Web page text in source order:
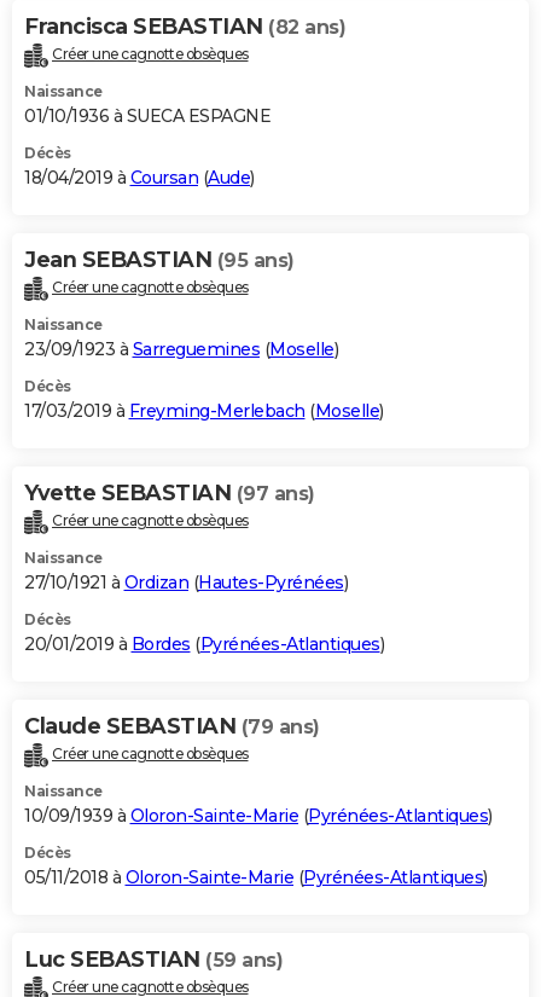
Francisca SEBASTIAN (82 ans)
Créer une cagnotte obsèques
Naissance
01/10/1936 à SUECA ESPAGNE
Décès
18/04/2019 à Coursan (Aude)
Jean SEBASTIAN (95 ans)
Créer une cagnotte obsèques
Naissance
23/09/1923 à Sarreguemines (Moselle)
Décès
17/03/2019 à Freyming-Merlebach (Moselle)
Yvette SEBASTIAN (97 ans)
Créer une cagnotte obsèques
Naissance
27/10/1921 à Ordizan (Hautes-Pyrénées)
Décès
20/01/2019 à Bordes (Pyrénées-Atlantiques)
Claude SEBASTIAN (79 ans)
Créer une cagnotte obsèques
Naissance
10/09/1939 à Oloron-Sainte-Marie (Pyrénées-Atlantiques)
Décès
05/11/2018 à Oloron-Sainte-Marie (Pyrénées-Atlantiques)
Luc SEBASTIAN (59 ans)
Créer une cagnotte obsèques